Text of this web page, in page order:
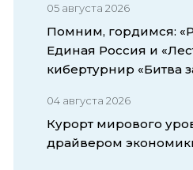
05 августа 2026
Помним, гордимся:
Единая Россия и
кибертурнир «Битва
04 августа 2026
Курорт мирового
драйвером